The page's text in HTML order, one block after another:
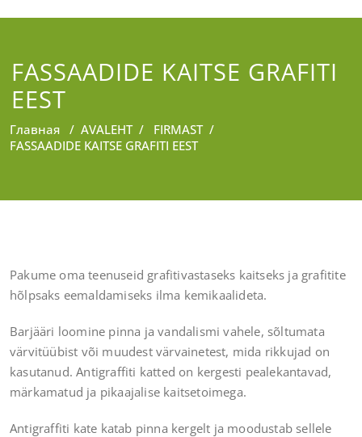
FASSAADIDE KAITSE GRAFITI
EEST
Главная / AVALEHT/ FIRMAST/
FASSAADIDE KAITSE GRAFITI EEST
Pakume oma teenuseid grafitivastaseks kaitseks ja grafitite
hõlpsaks eemaldamiseks ilma kemikaalideta.
Barjääri loomine pinna ja vandalismi vahele, sõltumata
värvitüübist või muudest värvainetest, mida rikkujad on
kasutanud. Antigraffiti katted on kergesti pealekantavad,
märkamatud ja pikaajalise kaitsetoimega.
Antigraffiti kate katab pinna kergelt ja moodustab sellele